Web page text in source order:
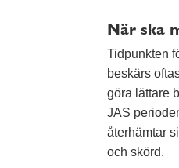
När ska
Tidpunkten
beskärs
göra lättare
JAS
återhämtar
och skörd.